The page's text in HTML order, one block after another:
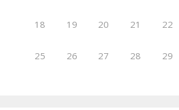
18 19 20 21 22
25 26 27 28 29